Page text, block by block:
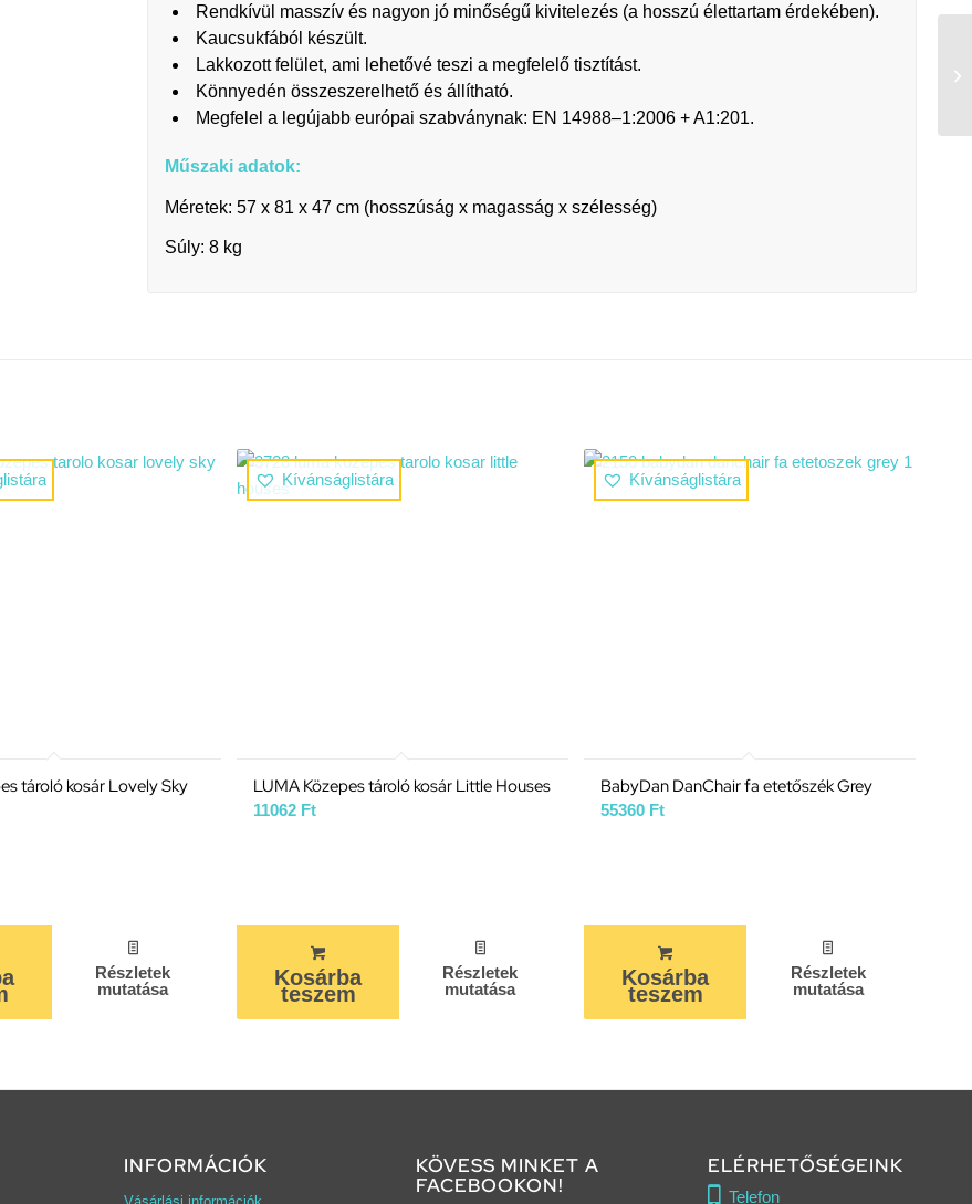
Rendkívül masszív és nagyon jó minőségű kivitelezés (a hosszú élettartam érdekében).
Kaucsukfából készült.
Lakkozott felület, ami lehetővé teszi a megfelelő tisztítást.
Könnyedén összeszerelhető és állítható.
Megfelel a legújabb európai szabványnak: EN 14988–1:2006 + A1:201.
Műszaki adatok:
Méretek: 57 x 81 x 47 cm (hosszúság x magasság x szélesség)
Súly: 8 kg
tároló kosár Lovely Sky
Részletek
mutatása
Kívánságlistára
LUMA Közepes tároló kosár Little Houses
11062 Ft
Kosárba
teszem
Részletek
mutatása
Kívánságlistára
BabyDan DanChair fa etetőszék Grey
55360 Ft
Kosárba
teszem
Részletek
mutatása
INFORMÁCIÓK
KÖVESS MINKET A
FACEBOOKON!
ELÉRHETŐSÉGEINK
Telefon